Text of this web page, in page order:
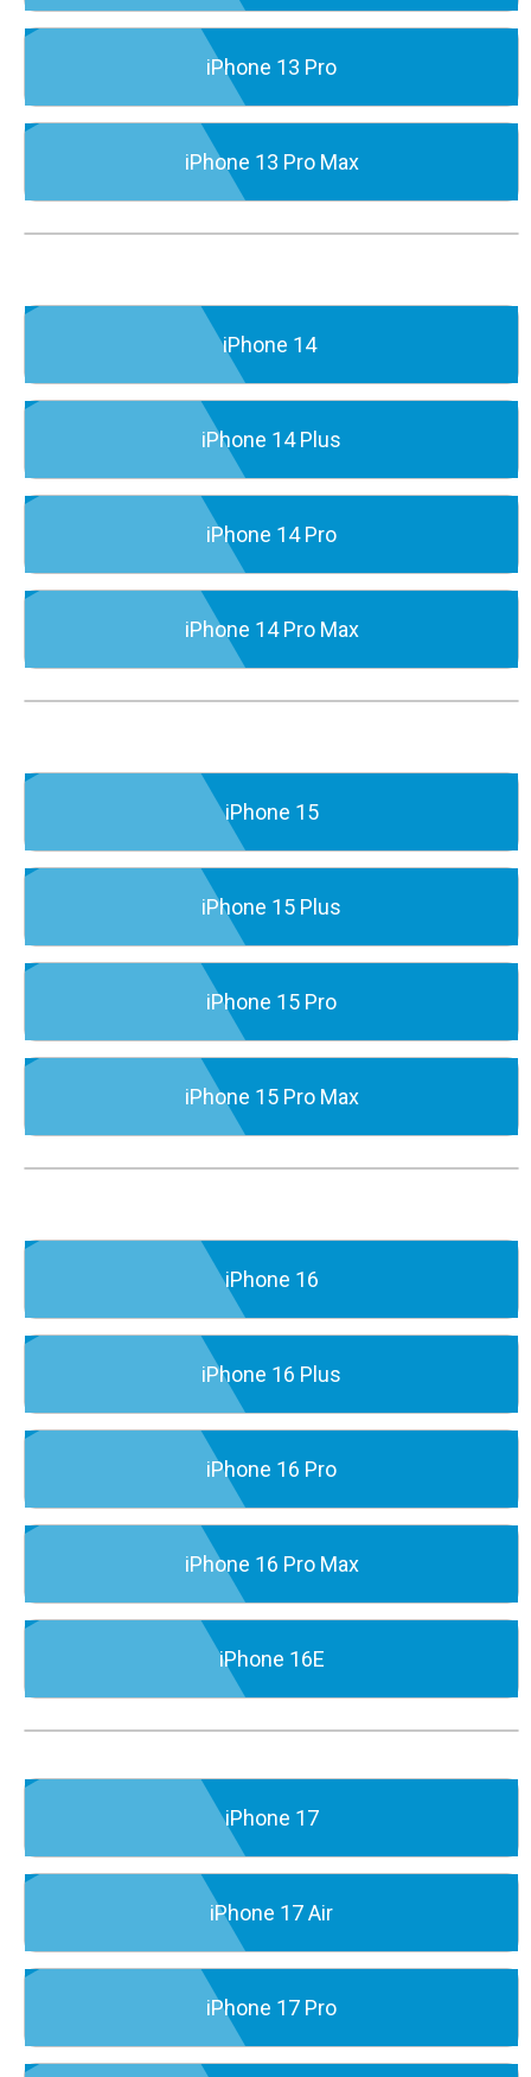
iPhone 13 Pro
iPhone 13 Pro Max
iPhone 14
iPhone 14 Plus
iPhone 14 Pro
iPhone 14 Pro Max
iPhone 15
iPhone 15 Plus
iPhone 15 Pro
iPhone 15 Pro Max
iPhone 16
iPhone 16 Plus
iPhone 16 Pro
iPhone 16 Pro Max
iPhone 16E
iPhone 17
iPhone 17 Air
iPhone 17 Pro